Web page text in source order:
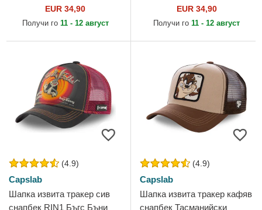
Looney Tunes от Capslab
EUR 34,90
Получи го 11 - 12 август
Looney Tunes от Capslab
EUR 34,90
Получи го 11 - 12 август
(4.9)
Capslab
Шапка извита тракер сив
снапбек RIN1 Бъгс Бъни
(4.9)
Capslab
Шапка извита тракер кафяв
снапбек Тасманийски